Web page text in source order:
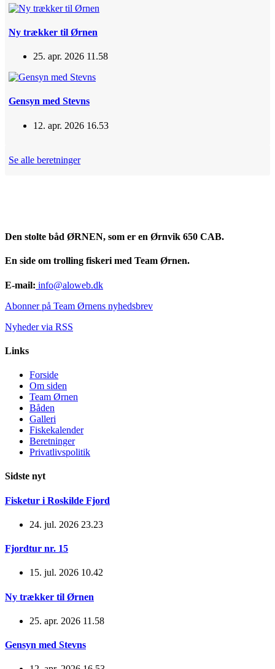
Ny trækker til Ørnen
25. apr. 2026 11.58
Gensyn med Stevns
12. apr. 2026 16.53
Se alle beretninger
Den stolte båd ØRNEN, som er en Ørnvik 650 CAB.
En side om trolling fiskeri med Team Ørnen.
E-mail: info@aloweb.dk
Abonner på Team Ørnens nyhedsbrev
Nyheder via RSS
Links
Forside
Om siden
Team Ørnen
Båden
Galleri
Fiskekalender
Beretninger
Privatlivspolitik
Sidste nyt
Fisketur i Roskilde Fjord
24. jul. 2026 23.23
Fjordtur nr. 15
15. jul. 2026 10.42
Ny trækker til Ørnen
25. apr. 2026 11.58
Gensyn med Stevns